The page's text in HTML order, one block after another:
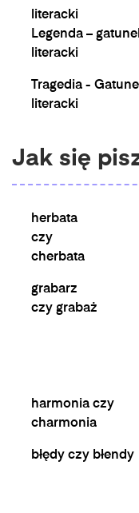
literacki
Legenda –
literacki
Tragedia -
literacki
Jak się
herbata
czy
cherbata
grabarz
czy grabaż
harmonia czy
charmonia
błędy czy błendy